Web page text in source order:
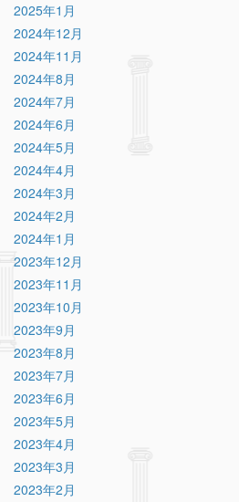
2025年1月
2024年12月
2024年11月
2024年8月
2024年7月
2024年6月
2024年5月
2024年4月
2024年3月
2024年2月
2024年1月
2023年12月
2023年11月
2023年10月
2023年9月
2023年8月
2023年7月
2023年6月
2023年5月
2023年4月
2023年3月
2023年2月